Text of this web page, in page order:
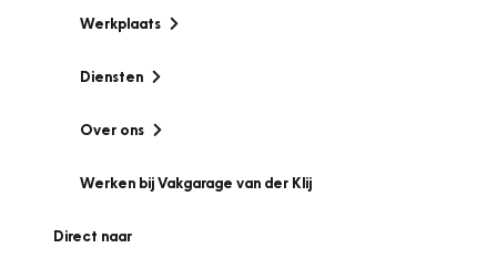
Werkplaats
Diensten
Over ons
Werken bij Vakgarage van der Klij
Direct naar